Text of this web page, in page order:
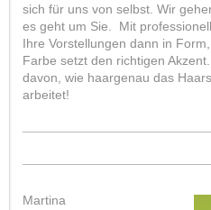
sich für uns von selbst. Wir
es geht um Sie. Mit
Ihre Vorstellungen dann in
Farbe setzt den richtigen
davon, wie haargenau das
arbeitet!
Martina